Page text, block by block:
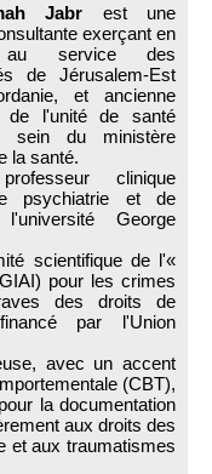
Jabr est une
exerçant en
au service des
de Jérusalem-Est
et ancienne
de l'unité de santé
sein du ministère
la santé.
clinique
psychiatrie et de
George
scientifique de l'«
pour les crimes
des droits de
par l'Union
avec un accent
(CBT),
la documentation
aux droits des
et aux traumatismes